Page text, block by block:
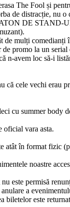
The Fool și
de distracție, nu o
DE STAND-
de mulți comedianți
promo la un serial
n-avem loc să-i
că cele vechi erau
cu summer body
oficial vara asta.
atât în format fizic
noastre
este permisă
a
biletelor este